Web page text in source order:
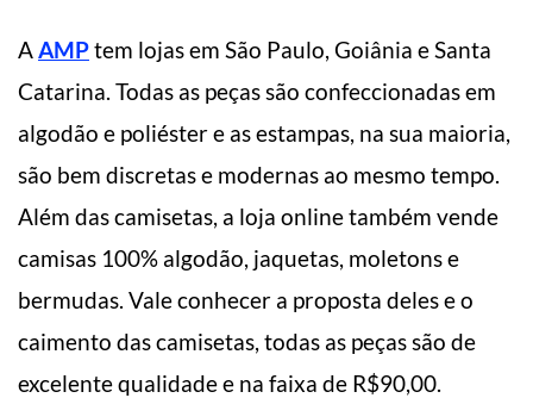
AAMPtem lojas em São Paulo, Goiânia e Santa
Catarina. Todas as peças são confeccionadas em
algodão e poliéster e as estampas, na sua maioria,
são bem discretas e modernas ao mesmo tempo.
Além das camisetas, a loja online também vende
camisas 100% algodão, jaquetas, moletons e
bermudas. Vale conhecer a proposta deles e o
caimento das camisetas, todas as peças são de
excelente qualidade e na faixa de R$90,00.